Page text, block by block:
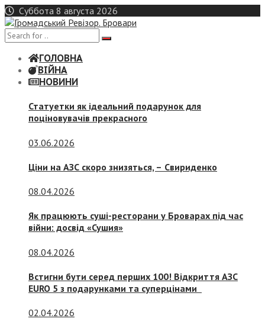
Skip
to
content
Суббота 8 августа 2026
ГОЛОВНА
ВІЙНА
НОВИНИ
Статуетки як ідеальний подарунок для
поціновувачів прекрасного
03.06.2026
Ціни на АЗС скоро знизяться, – Свириденко
08.04.2026
Як працюють суші-ресторани у Броварах під час
війни: досвід «Сушия»
08.04.2026
Встигни бути серед перших 100! Відкриття АЗС
EURO 5 з подарунками та суперцінами
02.04.2026